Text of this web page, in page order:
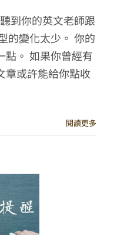
到你的英文老師跟
的變化太少。 你的
點。 如果你曾經有
章或許能給你點收
閱讀更多